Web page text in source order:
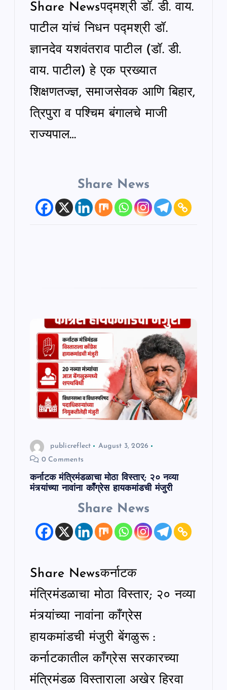
Share Newsपद्मश्री डॉ. डी. वाय.
पाटील यांचं निधन पद्मश्री डॉ.
ज्ञानदेव यशवंतराव पाटील (डॉ. डी.
वाय. पाटील) हे एक प्रख्यात
शिक्षणतज्ज्ञ, समाजसेवक आणि बिहार,
त्रिपुरा व पश्चिम बंगालचे माजी
राज्यपाल…
Share News
publicreflect
August 3, 2026
0 Comments
कर्नाटक मंत्रिमंडळाचा मोठा विस्तार; २० नव्या
मंत्र्यांच्या नावांना काँग्रेस हायकमांडची मंजुरी
Share News
Share Newsकर्नाटक
मंत्रिमंडळाचा मोठा विस्तार; २० नव्या
मंत्र्यांच्या नावांना काँग्रेस
हायकमांडची मंजुरी बेंगळुरू :
कर्नाटकातील काँग्रेस सरकारच्या
मंत्रिमंडळ विस्ताराला अखेर हिरवा